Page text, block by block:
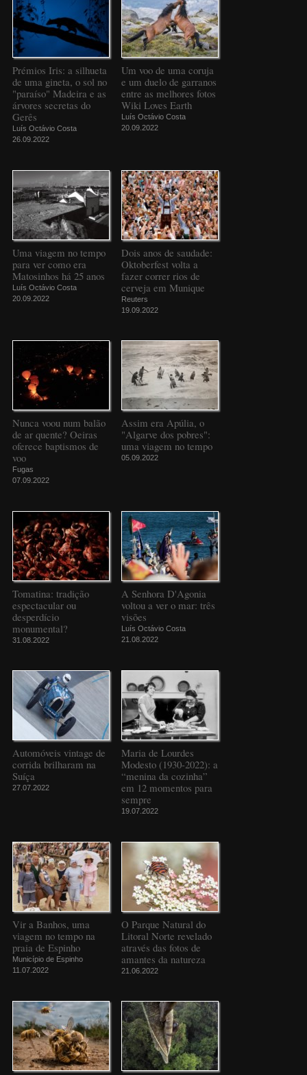
Prémios Iris: a silhueta
de uma gineta, o sol no
"paraíso" Madeira e as
árvores secretas do
Gerês
Luís Octávio Costa
26.09.2022
Um voo de uma coruja
e um duelo de garranos
entre as melhores fotos
Wiki Loves Earth
Luís Octávio Costa
20.09.2022
Uma viagem no tempo
para ver como era
Matosinhos há 25 anos
Luís Octávio Costa
20.09.2022
Dois anos de saudade:
Oktoberfest volta a
fazer correr rios de
cerveja em Munique
Reuters
19.09.2022
Nunca voou num balão
de ar quente? Oeiras
oferece baptismos de
voo
Fugas
07.09.2022
Assim era Apúlia, o
"Algarve dos pobres":
uma viagem no tempo
05.09.2022
Tomatina: tradição
espectacular ou
desperdício
monumental?
31.08.2022
A Senhora D'Agonia
voltou a ver o mar: três
visões
Luís Octávio Costa
21.08.2022
Automóveis vintage de
corrida brilharam na
Suíça
27.07.2022
Maria de Lourdes
Modesto (1930-2022): a
“menina da cozinha”
em 12 momentos para
sempre
19.07.2022
Vir a Banhos, uma
viagem no tempo na
praia de Espinho
Município de Espinho
11.07.2022
O Parque Natural do
Litoral Norte revelado
através das fotos de
amantes da natureza
21.06.2022